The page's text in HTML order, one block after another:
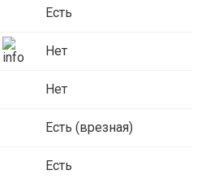
Есть
Нет
Нет
Есть (врезная)
Есть